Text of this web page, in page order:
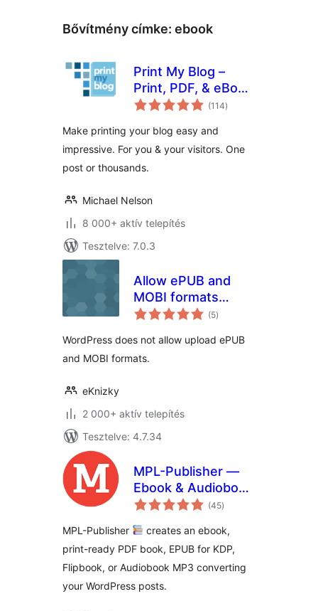
Bővítmény címke: ebook
Print My Blog –
Print, PDF, & eBook
Converter
(114értékelés
összesen
)
Make printing your blog easy and
impressive. For you & your visitors. One
post or thousands.
Michael Nelson
8 000+ aktív telepítés
Tesztelve: 7.0.3
Allow ePUB and
MOBI formats
upload
(5értékelés
összesen
)
WordPress does not allow upload ePUB
and MOBI formats.
eKnizky
2 000+ aktív telepítés
Tesztelve: 4.7.34
MPL-Publisher —
Ebook & Audiobook
Creator
(45értékelés
összesen
)
MPL-Publisher
creates an ebook,
print-ready PDF book, EPUB for KDP,
Flipbook, or Audiobook MP3 converting
your WordPress posts.